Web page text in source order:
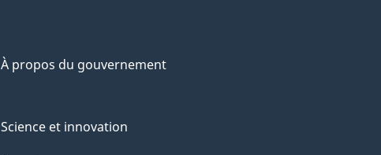
À propos du gouvernement
Science et innovation